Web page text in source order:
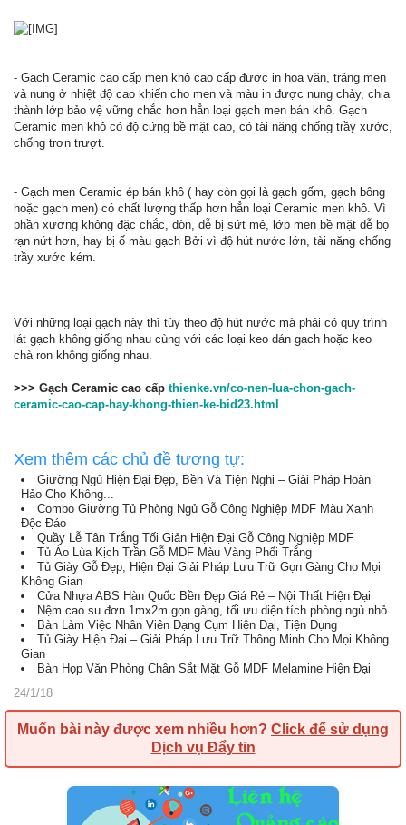
- Gạch Ceramic cao cấp men khô cao cấp được in hoa văn, tráng men
và nung ở nhiệt độ cao khiến cho men và màu in được nung chảy, chia
thành lớp bảo vệ vững chắc hơn hẳn loại gạch men bán khô. Gạch
Ceramic men khô có độ cứng bề mặt cao, có tài năng chống trầy xước,
chống trơn trượt.
- Gạch men Ceramic ép bán khô ( hay còn gọi là gạch gốm, gạch bông
hoặc gạch men) có chất lượng thấp hơn hẳn loại Ceramic men khô. Vì
phần xương không đặc chắc, dòn, dễ bị sứt mẻ, lớp men bề mặt dễ bọ
rạn nứt hơn, hay bị ố màu gạch Bởi vì độ hút nước lớn, tài năng chống
trầy xước kém.
Với những loại gạch này thì tùy theo độ hút nước mà phải có quy trình
lát gạch không giống nhau cùng với các loại keo dán gạch hoặc keo
chà ron không giống nhau.
>>> Gạch Ceramic cao cấp thienke.vn/co-nen-lua-chon-gach-
ceramic-cao-cap-hay-khong-thien-ke-bid23.html
Xem thêm các chủ đề tương tự:
Giường Ngủ Hiện Đại Đẹp, Bền Và Tiện Nghi – Giải Pháp Hoàn
Hảo Cho Không...
Combo Giường Tủ Phòng Ngủ Gỗ Công Nghiệp MDF Màu Xanh
Độc Đáo
Quầy Lễ Tân Trắng Tối Giản Hiện Đại Gỗ Công Nghiệp MDF
Tủ Áo Lùa Kịch Trần Gỗ MDF Màu Vàng Phối Trắng
Tủ Giày Gỗ Đẹp, Hiện Đại Giải Pháp Lưu Trữ Gọn Gàng Cho Mọi
Không Gian
Cửa Nhựa ABS Hàn Quốc Bền Đẹp Giá Rẻ – Nội Thất Hiện Đại
Nệm cao su đơn 1mx2m gọn gàng, tối ưu diện tích phòng ngủ nhỏ
Bàn Làm Việc Nhân Viên Dạng Cụm Hiện Đại, Tiện Dụng
Tủ Giày Hiện Đại – Giải Pháp Lưu Trữ Thông Minh Cho Mọi Không
Gian
Bàn Họp Văn Phòng Chân Sắt Mặt Gỗ MDF Melamine Hiện Đại
24/1/18
Muốn bài này được xem nhiều hơn? Click để sử dụng
Dịch vụ Đẩy tin